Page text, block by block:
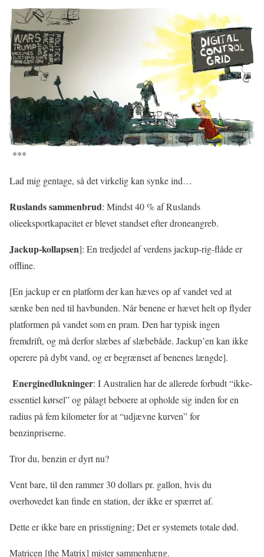
***
Lad mig gentage, så det virkelig kan synke ind…
Ruslands sammenbrud: Mindst 40 % af Ruslands
olieeksportkapacitet er blevet standset efter droneangreb.
Jackup-kollapsen]: En tredjedel af verdens jackup-rig-flåde er
offline.
[En jackup er en platform der kan hæves op af vandet ved at
sænke ben ned til havbunden. Når benene er hævet helt op flyder
platformen på vandet som en pram. Den har typisk ingen
fremdrift, og må derfor slæbes af slæbebåde. Jackup’en kan ikke
operere på dybt vand, og er begrænset af benenes længde].
Energinedlukninger: I Australien har de allerede forbudt “ikke-
essentiel kørsel” og pålagt beboere at opholde sig inden for en
radius på fem kilometer for at “udjævne kurven” for
benzinpriserne.
Tror du, benzin er dyrt nu?
Vent bare, til den rammer 30 dollars pr. gallon, hvis du
overhovedet kan finde en station, der ikke er spærret af.
Dette er ikke bare en prisstigning; Det er systemets totale død.
Matricen [the Matrix] mister sammenhæng.